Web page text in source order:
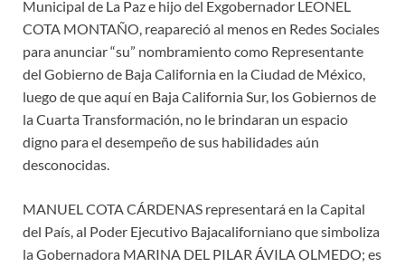
Municipal de La Paz e hijo del Exgobernador LEONEL
COTA MONTAÑO, reapareció al menos en Redes Sociales
para anunciar “su” nombramiento como Representante
del Gobierno de Baja California en la Ciudad de México,
luego de que aquí en Baja California Sur, los Gobiernos de
la Cuarta Transformación, no le brindaran un espacio
digno para el desempeño de sus habilidades aún
desconocidas.
MANUEL COTA CÁRDENAS representará en la Capital
del País, al Poder Ejecutivo Bajacaliforniano que simboliza
la Gobernadora MARINA DEL PILAR ÁVILA OLMEDO; es